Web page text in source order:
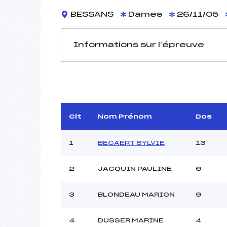
BESSANS Dames 26/11/05
Informations sur l’épreuve
D.T Adjoint :
Dir. Epreuve :
Pénalité appliquée :
Catégorie :
Clt Nom Prénom Dos
1 BECAERT SYLVIE 13
2 JACQUIN PAULINE 6
3 BLONDEAU MARION 9
4 DUSSER MARINE 4